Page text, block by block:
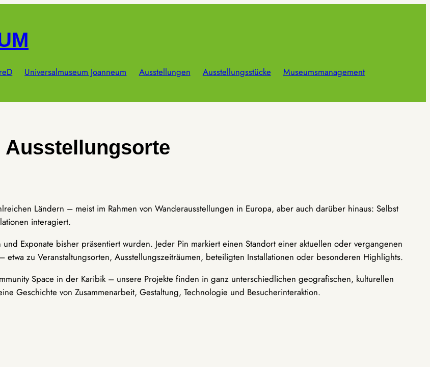
Universalmuseum Joanneum Ausstellungen Ausstellungsstücke
Museumsmanagement
Ausstellungsorte
Ländern – meist im Rahmen von Wanderausstellungen in Europa, aber auch darüber hinaus: Selbst
interagiert.
Exponate bisher präsentiert wurden. Jeder Pin markiert einen Standort einer aktuellen oder vergangenen
zu Veranstaltungsorten, Ausstellungszeiträumen, beteiligten Installationen oder besonderen Highlights.
Space in der Karibik – unsere Projekte finden in ganz unterschiedlichen geografischen, kulturellen
Geschichte von Zusammenarbeit, Gestaltung, Technologie und Besucherinteraktion.